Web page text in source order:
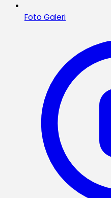
Foto Galeri